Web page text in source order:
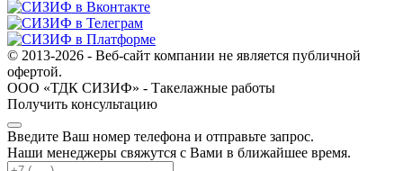
© 2013-2026 - Веб-сайт компании не является публичной
офертой.
ООО «ТДК СИЗИФ» - Такелажные работы
Получить консультацию
Введите Ваш номер телефона и отправьте запрос.
Наши менеджеры свяжутся с Вами в ближайшее время.